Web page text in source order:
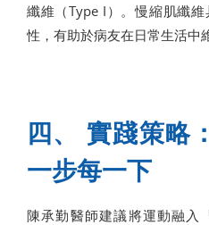
纖維（Type I）。慢縮肌纖
性，有助於病友在日常生活中
四、 實踐策略
一步每一下
陳承勤醫師建議將運動融入